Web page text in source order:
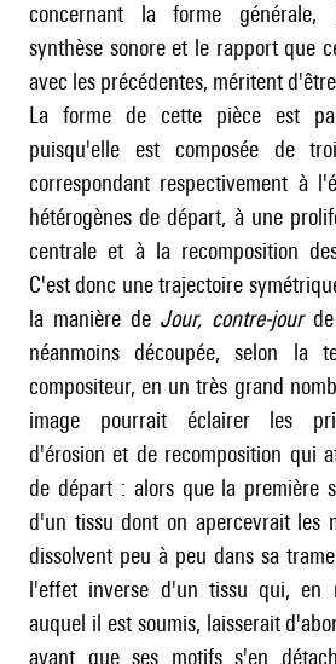
concernant la forme générale,
synthèse sonore et le rapport que
avec les précédentes, méritent
La forme de cette pièce est
puisqu'elle est composée de
correspondant respectivement à
hétérogènes de départ, à une
centrale et à la recomposition
C'est donc une trajectoire
la manière de Jour, contre-jourde
néanmoins découpée, selon la
compositeur, en un très grand
image pourrait éclairer les
d'érosion et de recomposition qui
de départ : alors que la première
d'un tissu dont on apercevrait les
dissolvent peu à peu dans sa
l'effet inverse d'un tissu qui, en
auquel il est soumis, laisserait
avant que ses motifs s'en